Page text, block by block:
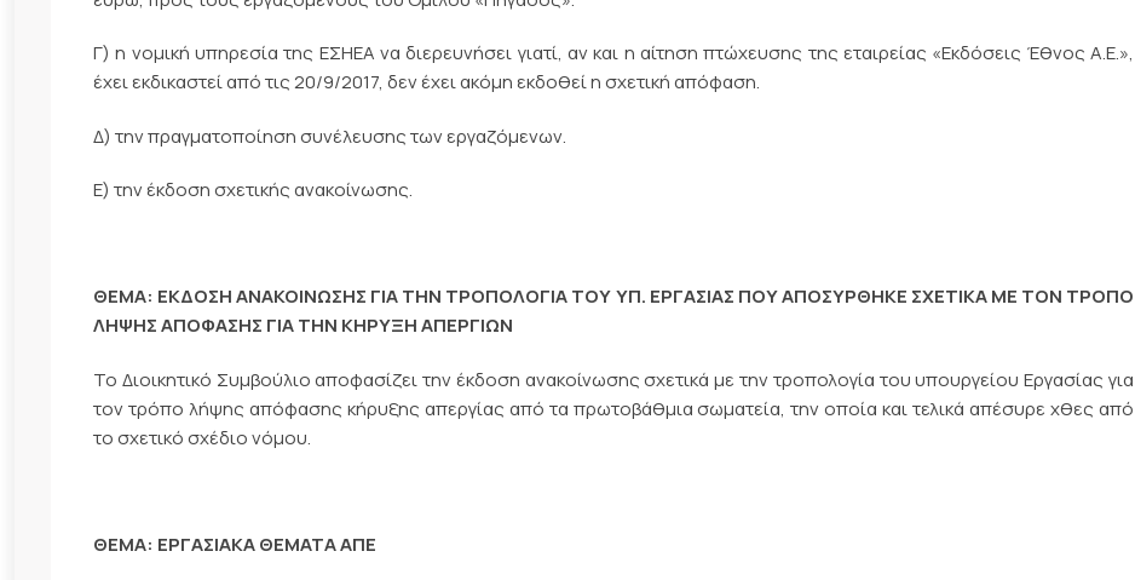
Γ) η νομική υπηρεσία της ΕΣΗΕΑ να διερευνήσει γιατί, αν και η αίτηση πτώχευσης της εταιρείας «Εκδόσεις Έθνος Α.Ε.»,
έχει εκδικαστεί από τις 20/9/2017, δεν έχει ακόμη εκδοθεί η σχετική απόφαση.
Δ) την πραγματοποίηση συνέλευσης των εργαζόμενων.
Ε) την έκδοση σχετικής ανακοίνωσης.
ΘΕΜΑ: ΕΚΔΟΣΗ ΑΝΑΚΟΙΝΩΣΗΣ ΓΙΑ ΤΗΝ ΤΡΟΠΟΛΟΓΙΑ ΤΟΥ ΥΠ. ΕΡΓΑΣΙΑΣ ΠΟΥ ΑΠΟΣΥΡΘΗΚΕ ΣΧΕΤΙΚΑ ΜΕ ΤΟΝ ΤΡΟΠΟ
ΛΗΨΗΣ ΑΠΟΦΑΣΗΣ ΓΙΑ ΤΗΝ ΚΗΡΥΞΗ ΑΠΕΡΓΙΩΝ
Το Διοικητικό Συμβούλιο αποφασίζει την έκδοση ανακοίνωσης σχετικά με την τροπολογία του υπουργείου Εργασίας για
τον τρόπο λήψης απόφασης κήρυξης απεργίας από τα πρωτοβάθμια σωματεία, την οποία και τελικά απέσυρε χθες από
το σχετικό σχέδιο νόμου.
ΘΕΜΑ: ΕΡΓΑΣΙΑΚΑ ΘΕΜΑΤΑ ΑΠΕ